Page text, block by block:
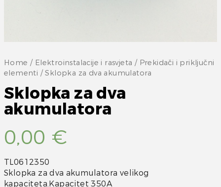
Home / Elektroinstalacije i rasvjeta / Prekidači i priključni
elementi / Sklopka za dva akumulatora
Sklopka za dva
akumulatora
0,00 €
TL0612350
Sklopka za dva akumulatora velikog
kapaciteta.Kapacitet 350A